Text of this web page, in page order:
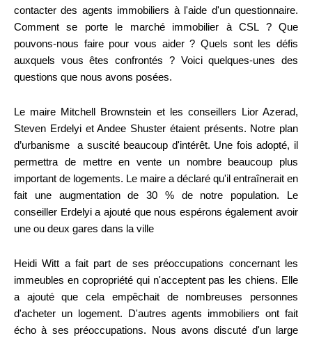
contacter des agents immobiliers à l'aide d'un questionnaire.
Comment se porte le marché immobilier à CSL ? Que
pouvons-nous faire pour vous aider ? Quels sont les défis
auxquels vous êtes confrontés ? Voici quelques-unes des
questions que nous avons posées.
Le maire Mitchell Brownstein et les conseillers Lior Azerad,
Steven Erdelyi et Andee Shuster étaient présents. Notre plan
d’urbanisme a suscité beaucoup d'intérêt. Une fois adopté, il
permettra de mettre en vente un nombre beaucoup plus
important de logements. Le maire a déclaré qu'il entraînerait en
fait une augmentation de 30 % de notre population. Le
conseiller Erdelyi a ajouté que nous espérons également avoir
une ou deux gares dans la ville
Heidi Witt a fait part de ses préoccupations concernant les
immeubles en copropriété qui n'acceptent pas les chiens. Elle
a ajouté que cela empêchait de nombreuses personnes
d'acheter un logement. D'autres agents immobiliers ont fait
écho à ses préoccupations. Nous avons discuté d'un large